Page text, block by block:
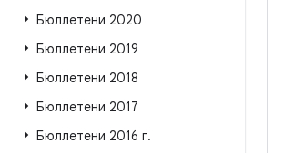
Бюллетени 2020
Бюллетени 2019
Бюллетени 2018
Бюллетени 2017
Бюллетени 2016 г.